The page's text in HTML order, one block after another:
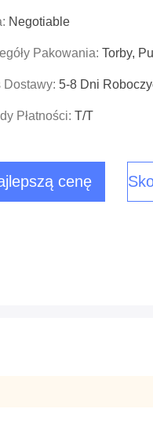
Negotiable
Pakowania: Torby,
Dostawy: 5-8 Dni
Płatności: T/T
cenę